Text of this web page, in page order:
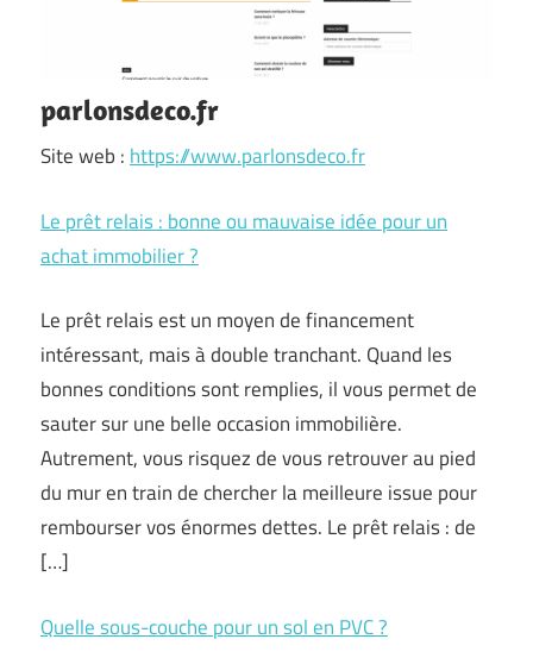
parlonsdeco.fr
Site web : https://www.parlonsdeco.fr
Le prêt relais : bonne ou mauvaise idée pour un
achat immobilier ?
Le prêt relais est un moyen de financement
intéressant, mais à double tranchant. Quand les
bonnes conditions sont remplies, il vous permet de
sauter sur une belle occasion immobilière.
Autrement, vous risquez de vous retrouver au pied
du mur en train de chercher la meilleure issue pour
rembourser vos énormes dettes. Le prêt relais : de
[…]
Quelle sous-couche pour un sol en PVC ?